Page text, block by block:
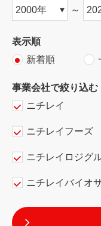
～
表示順
新着順
事業会社で絞り込む
ニチレイ
ニチレイフーズ
ニチレイロジグ
ニチレイバイオ